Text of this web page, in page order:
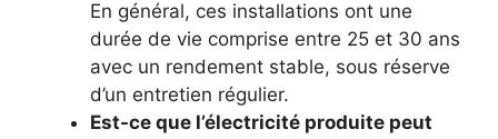
En général, ces installations ont une
durée de vie comprise entre 25 et 30 ans
avec un rendement stable, sous réserve
d’un entretien régulier.
Est-ce que l’électricité produite peut